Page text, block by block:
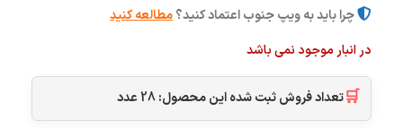
چرا باید به ویپ جنوب اعتماد کنید؟مطالعه کنید
در انبار موجود نمی باشد
🛒تعداد فروش ثبت شده این محصول:28 عدد